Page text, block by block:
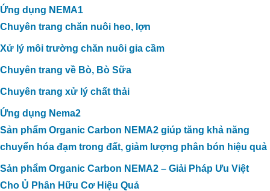
Ứng dụng NEMA1
Chuyên trang chăn nuôi heo, lợn
Xử lý môi trường chăn nuôi gia cầm
Chuyên trang về Bò, Bò Sữa
Chuyên trang xử lý chất thải
Ứng dụng Nema2
Sản phẩm Organic Carbon NEMA2 giúp tăng khả năng
chuyển hóa đạm trong đất, giảm lượng phân bón hiệu quả
Sản phẩm Organic Carbon NEMA2 – Giải Pháp Ưu Việt
Cho Ủ Phân Hữu Cơ Hiệu Quả